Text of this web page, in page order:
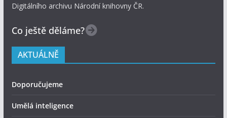
Digitálního archivu Národní knihovny ČR.
Co ještě děláme?
AKTUÁLNĚ
Doporučujeme
Umělá inteligence